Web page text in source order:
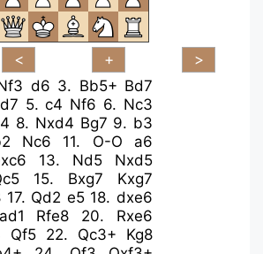
d6 3. Bb5+ Bd7
5.c4 Nf6 6. Nc3
8. Nxd4 Bg7 9. b3
Nc6 11. O-O
a6
13. Nd5
Nxd5
15. Bxg7
Kxg7
17. Qd2 e5 18.dxe6
Rfe8 20. Rxe6
Qf5 22. Qc3+
Kg8